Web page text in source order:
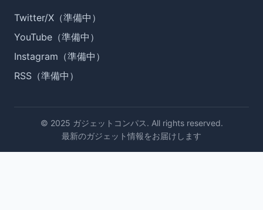
Twitter/X（準備中）
YouTube（準備中）
Instagram（準備中）
RSS（準備中）
© 2025 ガジェットコンパス. All rights reserved.
最新のガジェット情報をお届けします